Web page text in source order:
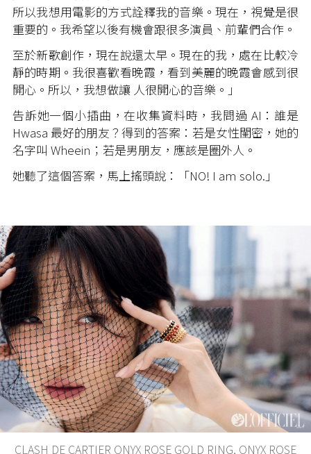
所以我想用電影的方式詮釋我的音樂。現在，視覺是很
重要的。我希望以後有機會跟很多演員、前輩們合作。
至於新歌創作，現在說還太早。現在的我，處在比較冷
靜的時期。我很喜歡看晚霞，看到美麗的晚霞會感到很
開心。所以，我想做讓 人很開心的音樂。」
告訴她一個小插曲，在收集資料時，我問過 AI：誰是
Hwasa 最好的朋友？得到的答案：若是女性閨密，她的
名字叫 Wheein；若是男朋友，應該是圈外人。
她聽了這個答案，馬上搖頭說：「NO! I am solo.」
CLASH DE CARTIER ONYX ROSE GOLD RING, ONYX ROSE